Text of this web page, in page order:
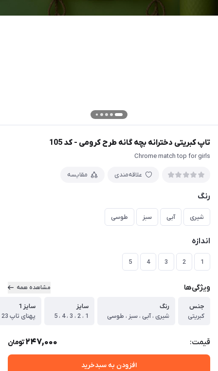
تاپ کبریتی دخترانه بچه گانه طرح کرومی - کد 105
Chrome match top for girls
علاقه‌مندی مقایسه
رنگ
شیری آبی سبز طوسی
اندازه
1
2
3
4
5
ویژگی‌ها مشاهده همه
جنس
کبریتی
رنگ
شیری ، آبی ، سبز ، طوسی
سایز
1 ، 2 ، 3 ، 4 ، 5
سایز 1
پهنای تاپ 23 سانت ، قد تاپ 31 سانت
قیمت: 247,000تومان
افزودن به سبدخرید